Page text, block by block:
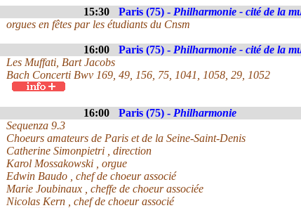
15:30 Paris (75) - Philharmonie - cité de la
orgues en fêtes par les étudiants du Cnsm
16:00 Paris (75) - Philharmonie - cité de la
Les Muffati, Bart Jacobs
Bach Concerti Bwv 169, 49, 156, 75, 1041, 1058, 29, 1052
16:00 Paris (75) - Philharmonie
Sequenza 9.3
Choeurs amateurs de Paris et de la Seine-Saint-Denis
Catherine Simonpietri , direction
Karol Mossakowski , orgue
Edwin Baudo , chef de choeur associé
Marie Joubinaux , cheffe de choeur associée
Nicolas Kern , chef de choeur associé